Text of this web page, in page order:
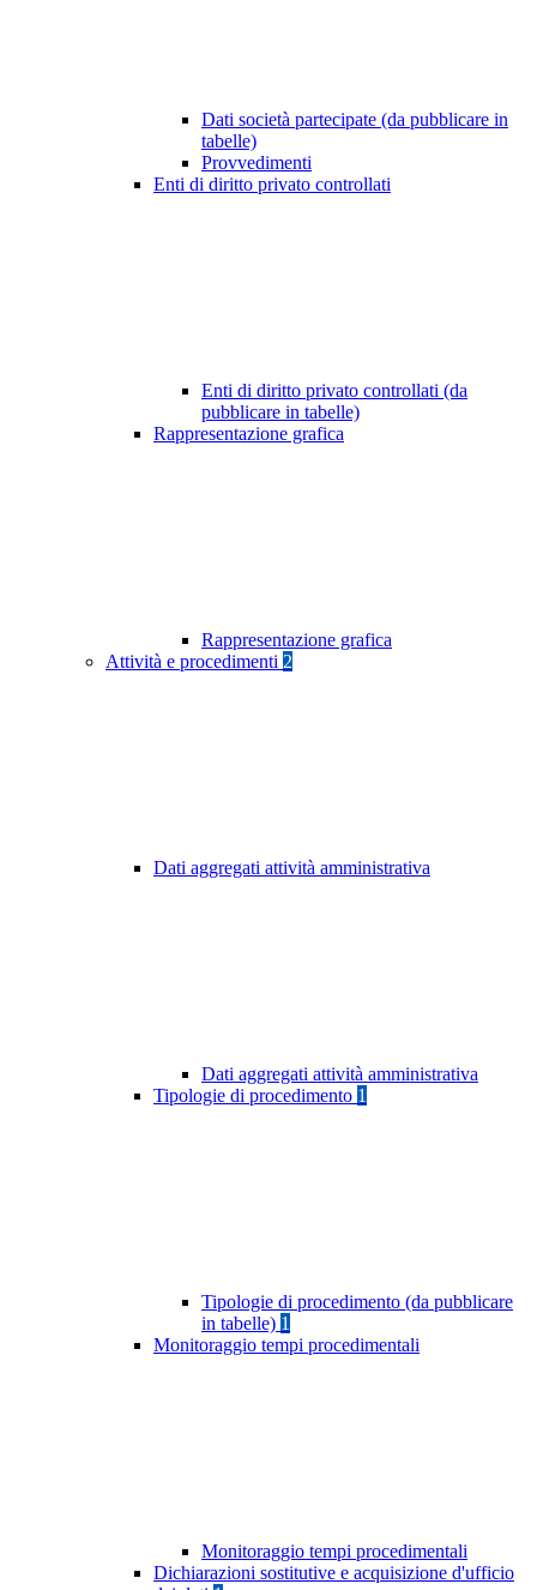
Dati società partecipate (da pubblicare in
tabelle)
Provvedimenti
Enti di diritto privato controllati
Enti di diritto privato controllati (da
pubblicare in tabelle)
Rappresentazione grafica
Rappresentazione grafica
Attività e procedimenti 2
Dati aggregati attività amministrativa
Dati aggregati attività amministrativa
Tipologie di procedimento 1
Tipologie di procedimento (da pubblicare
in tabelle) 1
Monitoraggio tempi procedimentali
Monitoraggio tempi procedimentali
Dichiarazioni sostitutive e acquisizione d'ufficio